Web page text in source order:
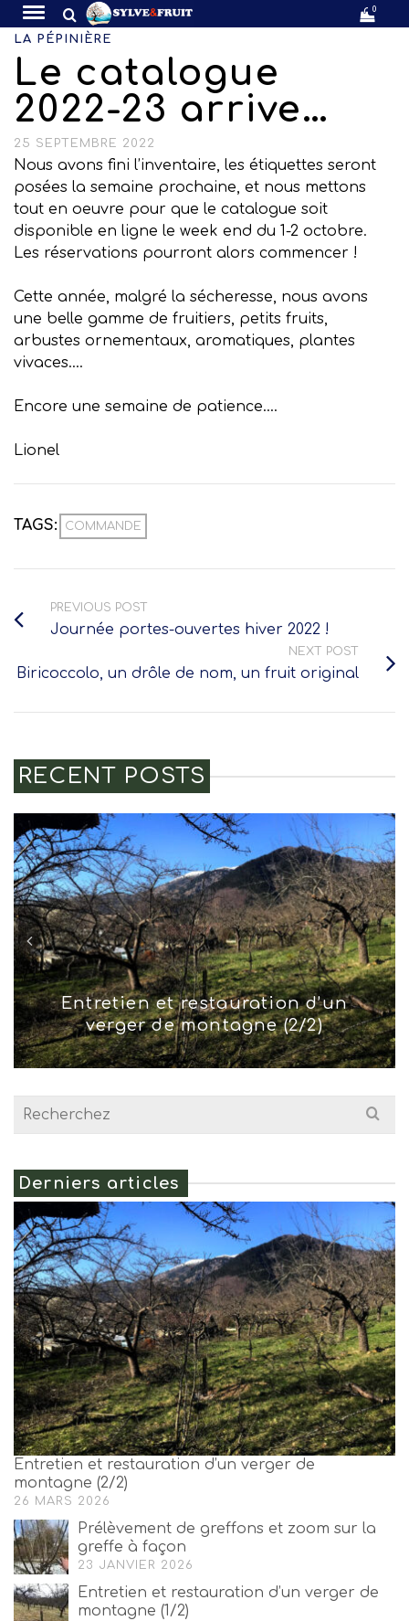
0
LA PÉPINIÈRE
Le catalogue
2022-23 arrive…
25 SEPTEMBRE 2022
Nous avons fini l’inventaire, les étiquettes seront
posées la semaine prochaine, et nous mettons
tout en oeuvre pour que le catalogue soit
disponible en ligne le week end du 1-2 octobre.
Les réservations pourront alors commencer !
Cette année, malgré la sécheresse, nous avons
une belle gamme de fruitiers, petits fruits,
arbustes ornementaux, aromatiques, plantes
vivaces….
Encore une semaine de patience….
Lionel
TAGS: COMMANDE
PREVIOUS POST
Journée portes-ouvertes hiver 2022 !
NEXT POST
Biricoccolo, un drôle de nom, un fruit original
RECENT POSTS
Entretien et restauration d’un
verger de montagne (2/2)
Search
Derniers articles
Entretien et restauration d’un verger de
montagne (2/2)
26 MARS 2026
Prélèvement de greffons et zoom sur la
greffe à façon
23 JANVIER 2026
Entretien et restauration d’un verger de
montagne (1/2)